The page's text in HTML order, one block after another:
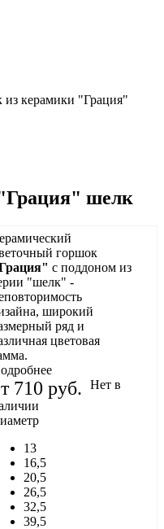
из керамики "Грация"
шелк
горшок
с поддоном из
"шелк" -
широкий
ряд и
цветовая
710 руб.
Нет в
13
16,5
20,5
26,5
32,5
39,5